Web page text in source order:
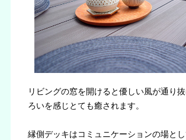
リビングの窓を開けると優しい風が通り
ろいを感じとても癒されます。
縁側デッキはコミュニケーションの場とし